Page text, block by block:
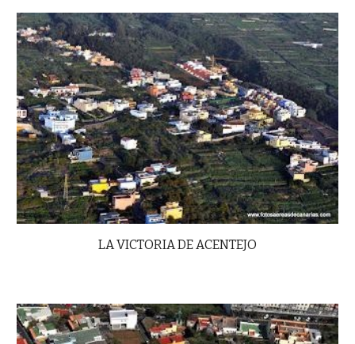
LA VICTORIA DE ACENTEJO